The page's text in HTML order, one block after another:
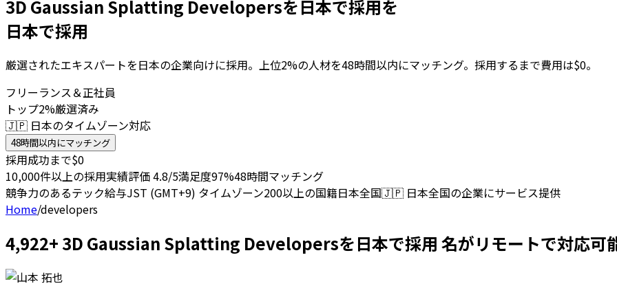
3D Gaussian Splatting Developersを日本で採用を
日本で採用
厳選されたエキスパートを日本の企業向けに採用。上位2%の人材を48時間以内にマッチング。採用するまで費用は$0。
フリーランス＆正社員
トップ2%厳選済み
🇯🇵 日本のタイムゾーン対応
48時間以内にマッチング
採用成功まで$0
10,000件以上の採用実績評価 4.8/5満足度97%48時間マッチング
競争力のあるテック給与JST (GMT+9) タイムゾーン200以上の国籍日本全国🇯🇵 日本全国の企業にサービス提供
Home/developers
4,922+ 3D Gaussian Splatting Developersを日本で採用 名がリモートで対応可